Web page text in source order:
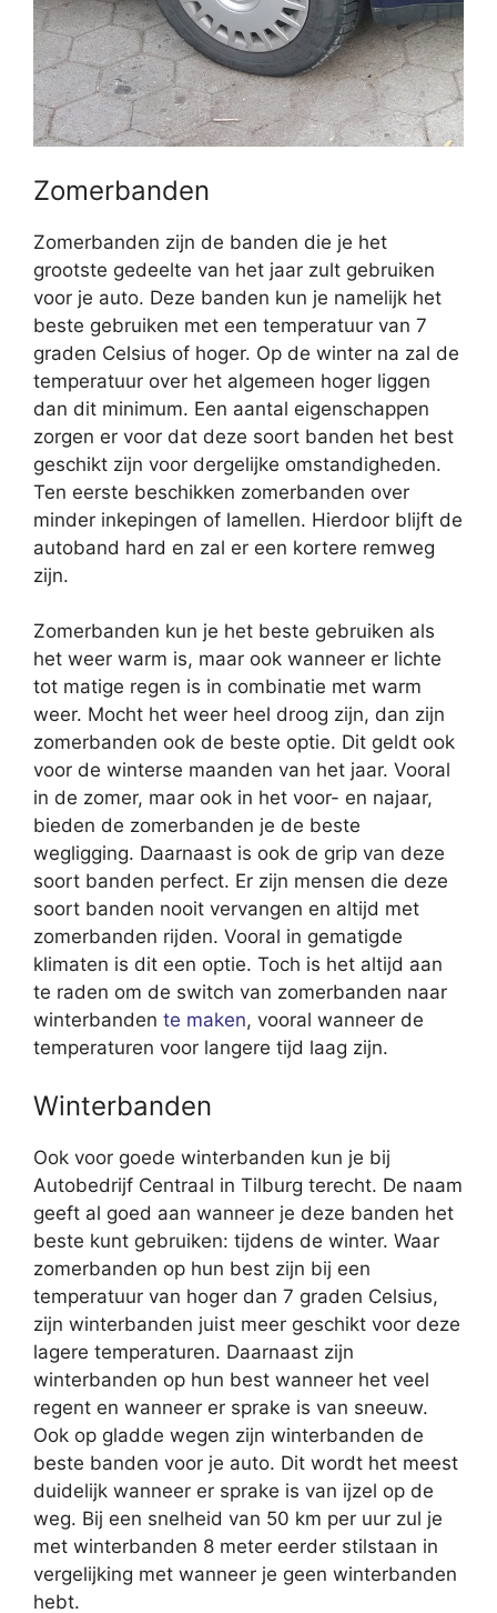
Zomerbanden
Zomerbanden zijn de banden die je het
grootste gedeelte van het jaar zult gebruiken
voor je auto. Deze banden kun je namelijk het
beste gebruiken met een temperatuur van 7
graden Celsius of hoger. Op de winter na zal de
temperatuur over het algemeen hoger liggen
dan dit minimum. Een aantal eigenschappen
zorgen er voor dat deze soort banden het best
geschikt zijn voor dergelijke omstandigheden.
Ten eerste beschikken zomerbanden over
minder inkepingen of lamellen. Hierdoor blijft de
autoband hard en zal er een kortere remweg
zijn.
Zomerbanden kun je het beste gebruiken als
het weer warm is, maar ook wanneer er lichte
tot matige regen is in combinatie met warm
weer. Mocht het weer heel droog zijn, dan zijn
zomerbanden ook de beste optie. Dit geldt ook
voor de winterse maanden van het jaar. Vooral
in de zomer, maar ook in het voor- en najaar,
bieden de zomerbanden je de beste
wegligging. Daarnaast is ook de grip van deze
soort banden perfect. Er zijn mensen die deze
soort banden nooit vervangen en altijd met
zomerbanden rijden. Vooral in gematigde
klimaten is dit een optie. Toch is het altijd aan
te raden om de switch van zomerbanden naar
winterbanden te maken, vooral wanneer de
temperaturen voor langere tijd laag zijn.
Winterbanden
Ook voor goede winterbanden kun je bij
Autobedrijf Centraal in Tilburg terecht. De naam
geeft al goed aan wanneer je deze banden het
beste kunt gebruiken: tijdens de winter. Waar
zomerbanden op hun best zijn bij een
temperatuur van hoger dan 7 graden Celsius,
zijn winterbanden juist meer geschikt voor deze
lagere temperaturen. Daarnaast zijn
winterbanden op hun best wanneer het veel
regent en wanneer er sprake is van sneeuw.
Ook op gladde wegen zijn winterbanden de
beste banden voor je auto. Dit wordt het meest
duidelijk wanneer er sprake is van ijzel op de
weg. Bij een snelheid van 50 km per uur zul je
met winterbanden 8 meter eerder stilstaan in
vergelijking met wanneer je geen winterbanden
hebt.